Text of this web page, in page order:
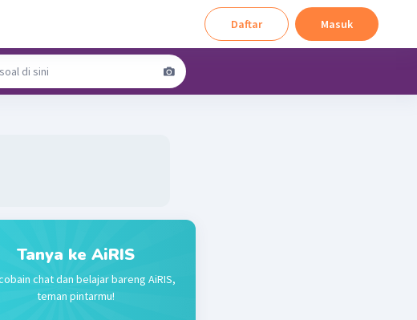
Daftar Masuk
Tanya ke AiRIS
chat dan belajar bareng AiRIS,
teman pintarmu!